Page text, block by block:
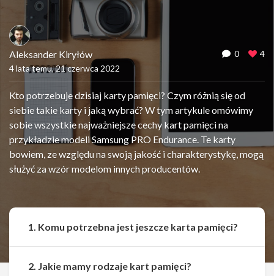
Aleksander Kiryłów
4 lata temu, 21 czerwca 2022
0 4
Kto potrzebuje dzisiaj karty pamięci? Czym różnią się od
siebie takie karty i jaką wybrać? W tym artykule omówimy
sobie wszystkie najważniejsze cechy kart pamięci na
przykładzie modeli Samsung PRO Endurance. Te karty
bowiem, ze względu na swoją jakość i charakterystykę, mogą
służyć za wzór modelom innych producentów.
1. Komu potrzebna jest jeszcze karta pamięci?
2. Jakie mamy rodzaje kart pamięci?